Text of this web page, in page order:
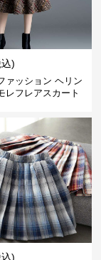
)
ァッション ヘリン
レフレアスカート
)